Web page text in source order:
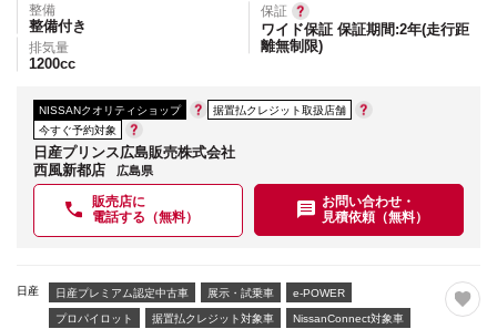
整備
整備付き
排気量
1200cc
保証
ワイド保証 保証期間:2年(走行距
離無制限)
NISSANクオリティショップ
据置払クレジット取扱店舗
今すぐ予約対象
日産プリンス広島販売株式会社
西風新都店
広島県
販売店に
電話する（無料）
お問い合わせ・
見積依頼（無料）
日産 日産プレミアム認定中古車 展示・試乗車 e-POWER
プロパイロット 据置払クレジット対象車 NissanConnect対象車